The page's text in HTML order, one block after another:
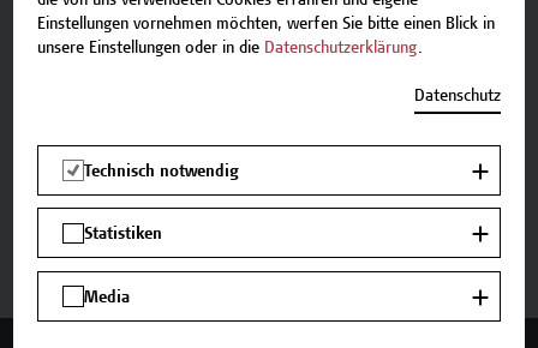
Termine und Bewerbung
Zurück zum Zertifikatsprogramm
Einstellungen vornehmen möchten, werfen Sie bitte einen Blick in
unsere Einstellungen oder in die Datenschutzerklärung.
Datenschutz
Technisch notwendig
Statistiken
Media